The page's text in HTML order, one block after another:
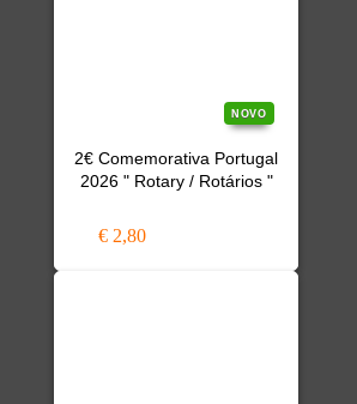
NOVO
2€ Comemorativa Portugal
2026 " Rotary / Rotários "
€ 2,80